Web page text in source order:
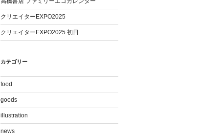
クリエイターEXPO2025
クリエイターEXPO2025 初日
カテゴリー
food
goods
illustration
news